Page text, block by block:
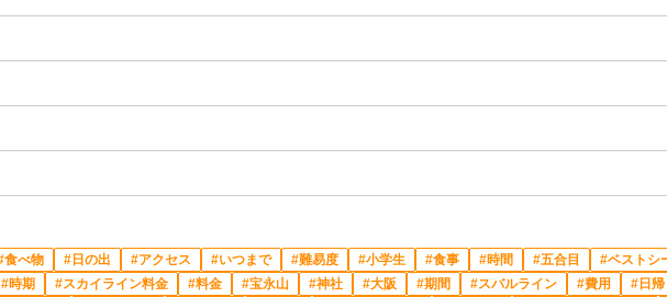
食べ物 日の出 アクセス いつまで 難易度 小学生 食事 時間 五合目 ベストシ
時期 スカイライン料金 料金 宝永山 神社 大阪 期間 スバルライン 費用 日帰